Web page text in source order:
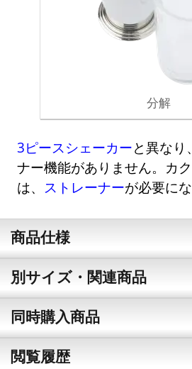
分解
3ピースシェーカーと異なり
ナー機能がありません。カ
は、
ストレーナーが必要にな
商品仕様
別サイズ・関連商品
同時購入商品
閲覧履歴